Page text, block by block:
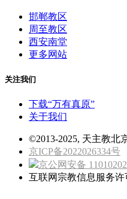
邯郸教区
周至教区
西安南堂
更多网站
关注我们
下载“万有真原”
关于我们
©2013-2025, 天主教北
京ICP备2022026334号
京公网安备
互联网宗教信息服务许